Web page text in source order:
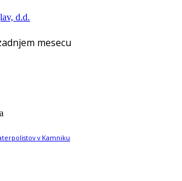
mesecu
v Kamniku